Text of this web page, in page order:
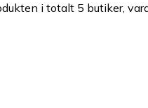
i totalt 5 butiker,